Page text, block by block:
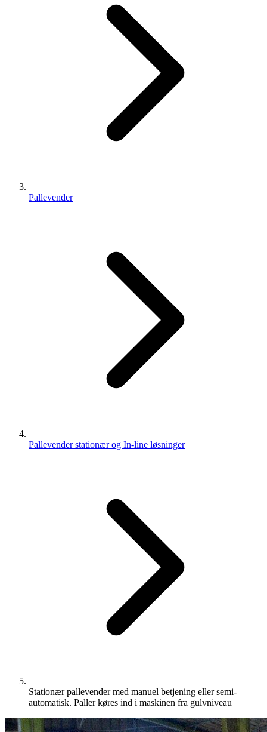
Pallevender
Pallevender stationær og In-line løsninger
Stationær pallevender med manuel betjening eller semi-
automatisk. Paller køres ind i maskinen fra gulvniveau